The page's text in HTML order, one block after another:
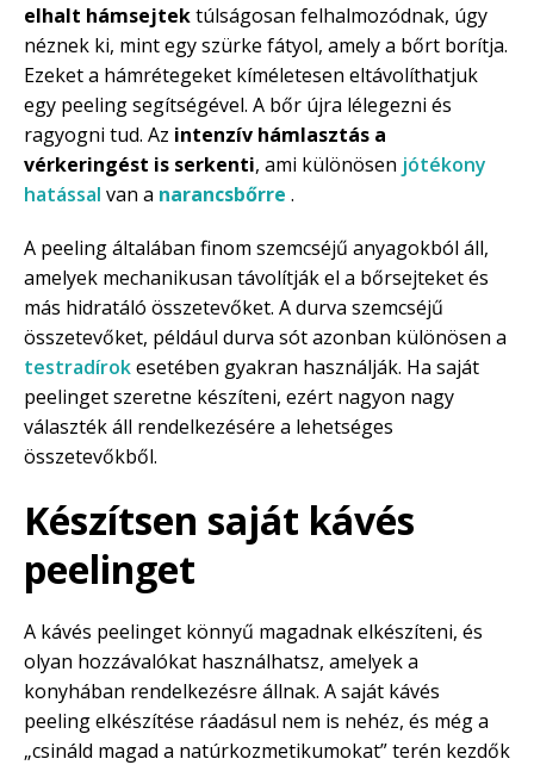
elhalt hámsejtektúlságosan felhalmozódnak, úgy
néznek ki, mint egy szürke fátyol, amely a bőrt borítja.
Ezeket a hámrétegeket kíméletesen eltávolíthatjuk
egy peeling segítségével. A bőr újra lélegezni és
ragyogni tud. Az intenzív hámlasztás a
vérkeringést is serkenti, ami különösen jótékony
hatással van a narancsbőrre .
A peeling általában finom szemcséjű anyagokból áll,
amelyek mechanikusan távolítják el a bőrsejteket és
más hidratáló összetevőket. A durva szemcséjű
összetevőket, például durva sót azonban különösen a
testradírokesetében gyakran használják. Ha saját
peelinget szeretne készíteni, ezért nagyon nagy
választék áll rendelkezésére a lehetséges
összetevőkből.
Készítsen saját kávés
peelinget
A kávés peelinget könnyű magadnak elkészíteni, és
olyan hozzávalókat használhatsz, amelyek a
konyhában rendelkezésre állnak. A saját kávés
peeling elkészítése ráadásul nem is nehéz, és még a
„csináld magad a natúrkozmetikumokat” terén kezdők